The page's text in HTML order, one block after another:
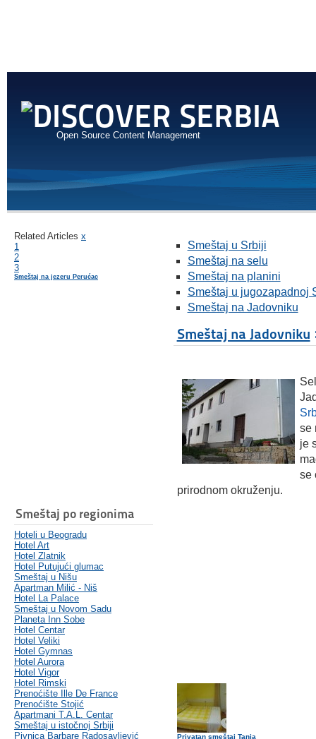
Open Source Content Management
Related Articles x
1
2
3
Smeštaj na jezeru Perućac
Smeštaj po regionima
Hoteli u Beogradu
Hotel Art
Hotel Zlatnik
Hotel Putujući glumac
Smeštaj u Nišu
Apartman Milić - Niš
Hotel La Palace
Smeštaj u Novom Sadu
Planeta Inn Sobe
Hotel Centar
Hotel Veliki
Hotel Gymnas
Hotel Aurora
Hotel Vigor
Hotel Rimski
Prenoćište Ille De France
Prenoćište Stojić
Apartmani T.A.L. Centar
Smeštaj u istočnoj Srbiji
Pivnica Barbare Radosavljević
Smeštaj u Srbiji
Smeštaj na selu
Smeštaj na planini
Smeštaj u jugozapadnoj
Smeštaj na Jadovniku
Smeštaj na Jadovniku
se
je
se
prirodnom okruženju.
Privatan smeštaj Tanja